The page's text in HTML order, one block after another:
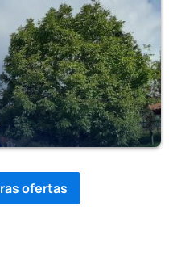
ofertas